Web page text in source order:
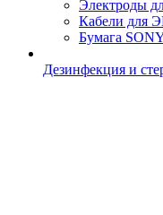
Электроды
Кабели для
Бумага
Дезинфекция и